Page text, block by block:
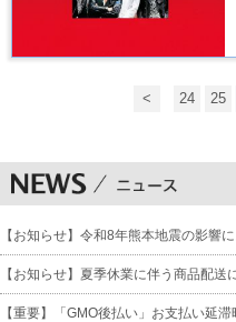
< 24 25
【お知らせ】令和8年熊本地震の影響
【お知らせ】夏季休業に伴う商品配送
【重要】「GMO後払い」お支払い延